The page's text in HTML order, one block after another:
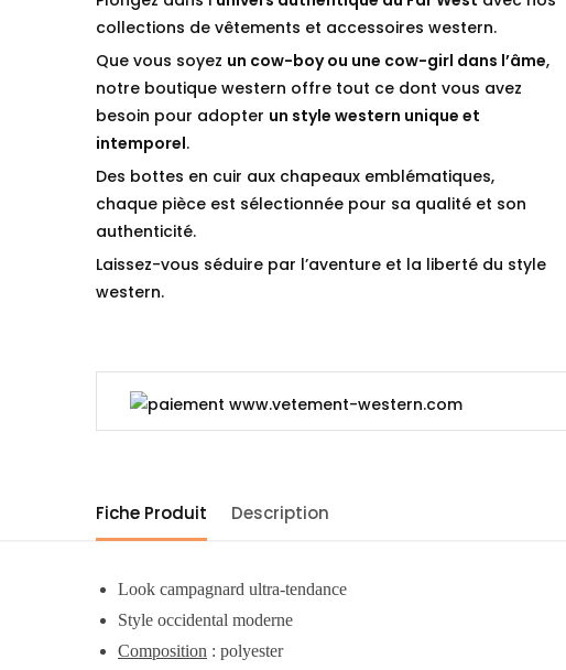
collections de vêtements et accessoires western.
Que vous soyez un cow-boy ou une cow-girl dans l’âme,
notre boutique western offre tout ce dont vous avez
besoin pour adopter un style western unique et
intemporel.
Des bottes en cuir aux chapeaux emblématiques,
chaque pièce est sélectionnée pour sa qualité et son
authenticité.
Laissez-vous séduire par l’aventure et la liberté du style
western.
Fiche Produit Description
Look campagnard ultra-tendance
Style occidental moderne
Composition : polyester